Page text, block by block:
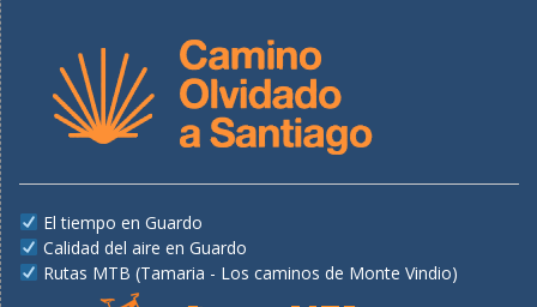
El tiempo en Guardo
Calidad del aire en Guardo
Rutas MTB (Tamaria - Los caminos de Monte Vindio)